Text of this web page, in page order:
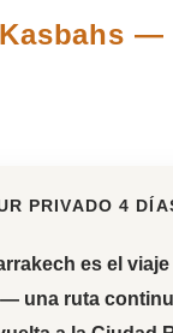
PRIVADO 4
es el
una ruta